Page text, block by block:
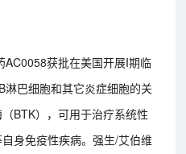
获批在美国开展I期临
巴细胞和其它炎症细胞的关
BTK），可用于治疗系统性
身免疫性疾病。强生/艾伯维